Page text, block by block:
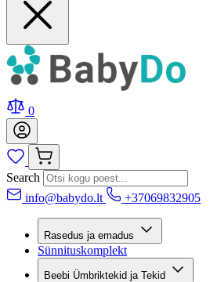
0
Search
info@babydo.lt
+37069832905
Rasedus ja emadus
Sünnituskomplekt
Beebi Ümbriktekid ja Tekid